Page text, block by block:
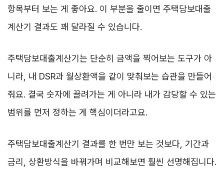
항목부터 보는 게 좋아요. 이 부분을 줄이면 주택담보대출
계산기 결과도 꽤 달라질 수 있습니다.
주택담보대출계산기는 단순히 금액을 찍어보는 도구가 아
니라, 내 DSR과 월상환액을 같이 맞춰보는 습관을 만들어
줘요. 결국 숫자에 끌려가는 게 아니라 내가 감당할 수 있는
범위를 먼저 정하는 게 핵심이더라고요.
주택담보대출계산기 결과를 한 번만 보는 것보다, 기간과
금리, 상환방식을 바꿔가며 비교해보면 훨씬 선명해집니다.